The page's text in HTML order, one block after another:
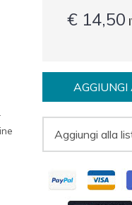
€ 14,50
Aggiungi alla